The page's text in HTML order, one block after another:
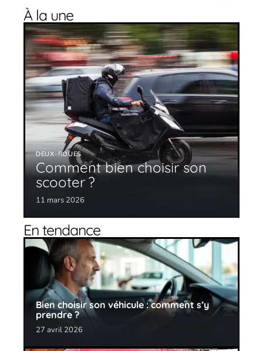
À la une
DEUX-ROUES
Comment bien choisir son
scooter ?
11 mars 2026
En tendance
Bien choisir son véhicule : comment s’y
prendre ?
27 avril 2026